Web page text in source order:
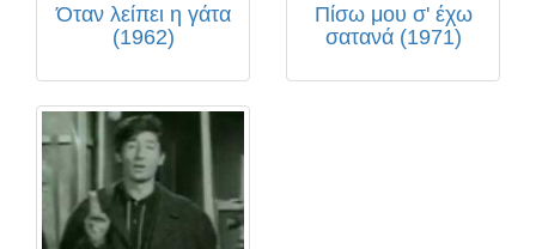
Όταν λείπει η γάτα
(1962)
Πίσω μου σ' έχω
σατανά (1971)